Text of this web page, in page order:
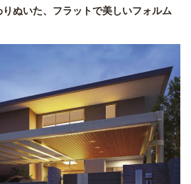
ぬいた、フラットで美しいフォルム